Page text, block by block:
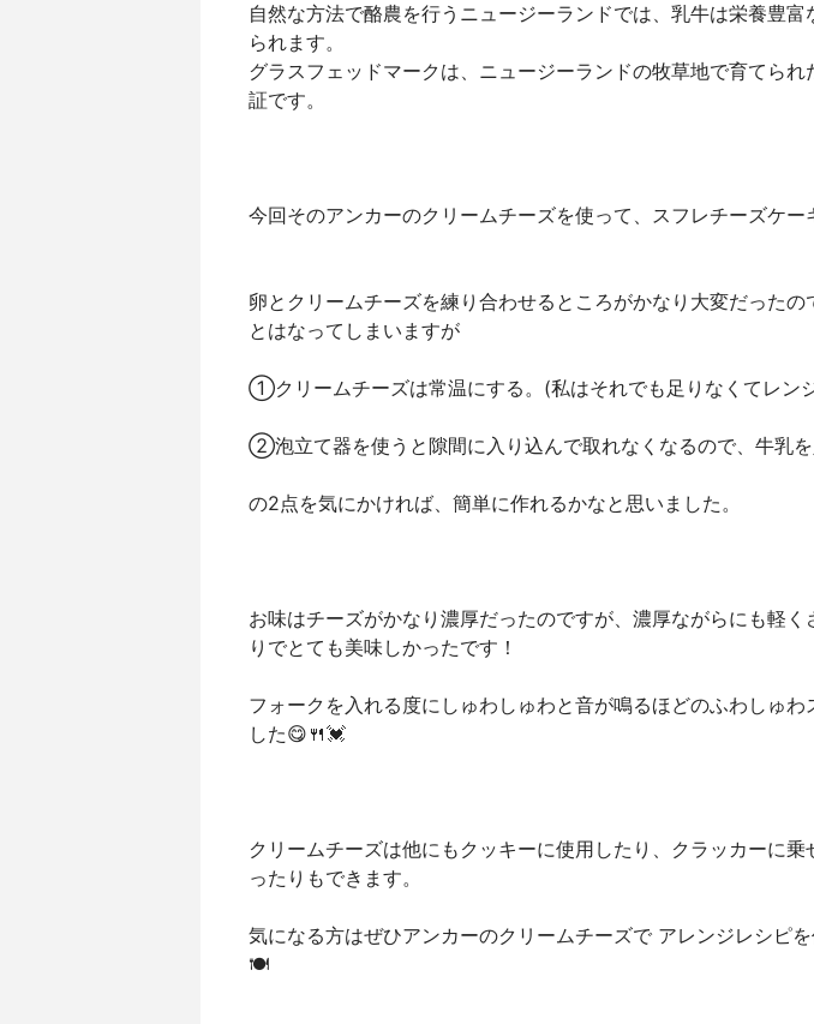
自然な方法で酪農を行うニュージーランドでは、乳牛は栄養豊富
られます。
グラスフェッドマークは、ニュージーランドの牧草地で育てられ
証です。
今回そのアンカーのクリームチーズを使って、スフレチーズケー
卵とクリームチーズを練り合わせるところがかなり大変だったの
とはなってしまいますが
①クリームチーズは常温にする。(私はそれでも足りなくてレン
②泡立て器を使うと隙間に入り込んで取れなくなるので、牛乳
の2点を気にかければ、簡単に作れるかなと思いました。
お味はチーズがかなり濃厚だったのですが、濃厚ながらにも軽く
りでとても美味しかったです！
フォークを入れる度にしゅわしゅわと音が鳴るほどのふわしゅわ
した😋🍴💓
クリームチーズは他にもクッキーに使用したり、クラッカーに
ったりもできます。
気になる方はぜひアンカーのクリームチーズで アレンジレシピ
🍽